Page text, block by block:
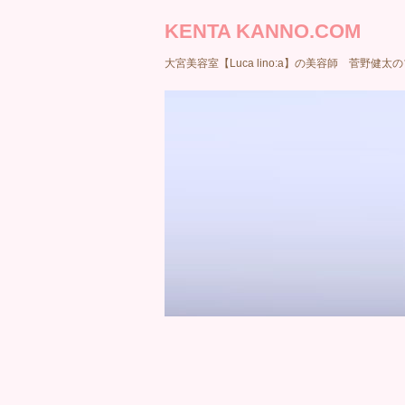
KENTA KANNO.COM
大宮美容室【Luca lino:a】の美容師 菅野健太の